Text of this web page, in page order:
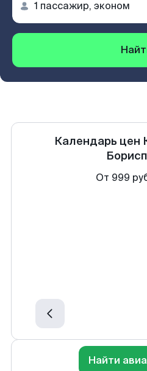
Календарь цен
От 999
Найти